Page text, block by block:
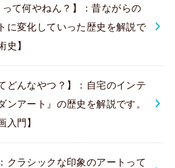
って何やねん？】：昔ながらの
に変化していった歴史を解説で
史】
どんなやつ？】：自宅のインテ
ンアート』の歴史を解説です。
入門】
クラシックな印象のアートって